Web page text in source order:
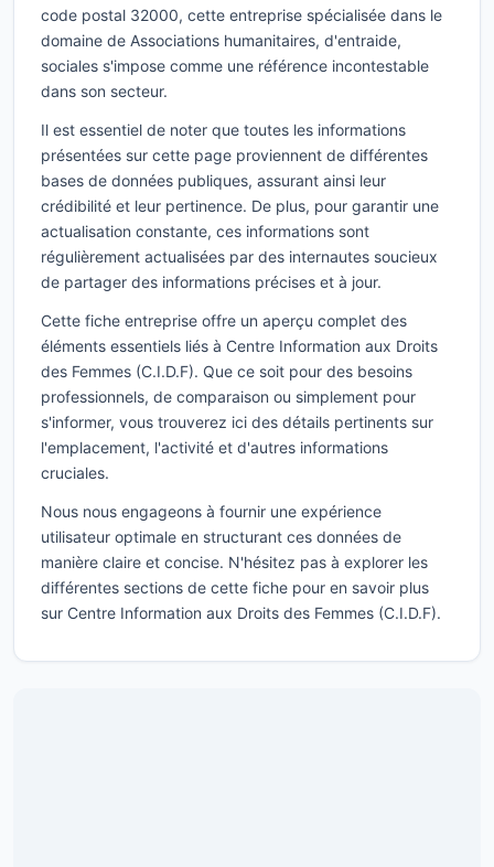
code postal 32000, cette entreprise spécialisée dans le
domaine de Associations humanitaires, d'entraide,
sociales s'impose comme une référence incontestable
dans son secteur.
Il est essentiel de noter que toutes les informations
présentées sur cette page proviennent de différentes
bases de données publiques, assurant ainsi leur
crédibilité et leur pertinence. De plus, pour garantir une
actualisation constante, ces informations sont
régulièrement actualisées par des internautes soucieux
de partager des informations précises et à jour.
Cette fiche entreprise offre un aperçu complet des
éléments essentiels liés à Centre Information aux Droits
des Femmes (C.I.D.F). Que ce soit pour des besoins
professionnels, de comparaison ou simplement pour
s'informer, vous trouverez ici des détails pertinents sur
l'emplacement, l'activité et d'autres informations
cruciales.
Nous nous engageons à fournir une expérience
utilisateur optimale en structurant ces données de
manière claire et concise. N'hésitez pas à explorer les
différentes sections de cette fiche pour en savoir plus
sur Centre Information aux Droits des Femmes (C.I.D.F).